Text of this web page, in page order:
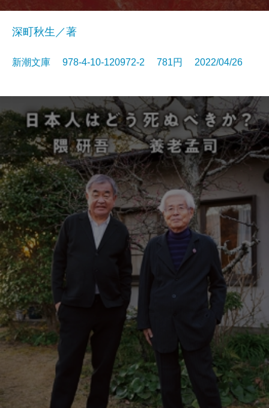
深町秋生／著
新潮文庫 978-4-10-120972-2 781円 2022/04/26